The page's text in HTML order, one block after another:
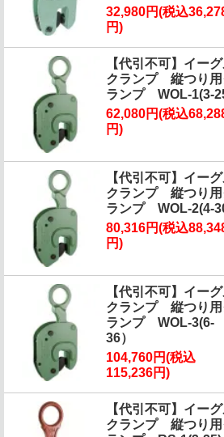
32,980円(税込
円)
【代引不可】イー
クランプ 縦つり用
ランプ WOL-1(3-
62,080円(税込
円)
【代引不可】イー
クランプ 縦つり用
ランプ WOL-2(4-
80,316円(税込
円)
【代引不可】イー
クランプ 縦つり用
ランプ WOL-3(6-
36）
104,760円(税込
115,236円)
【代引不可】イー
クランプ 縦つり用